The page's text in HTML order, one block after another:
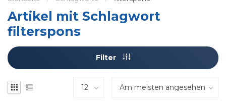
Artikel mit Schlagwort
filterspons
Filter